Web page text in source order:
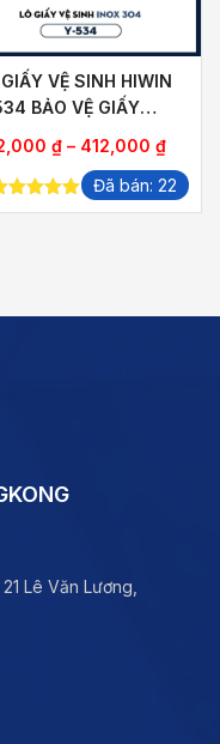
VỆ SINH HIWIN
BẢO VỆ GIẤY
₫ – 412,000 ₫
giá:
từ
out of
Đã bán: 22
Lê Văn Lương,